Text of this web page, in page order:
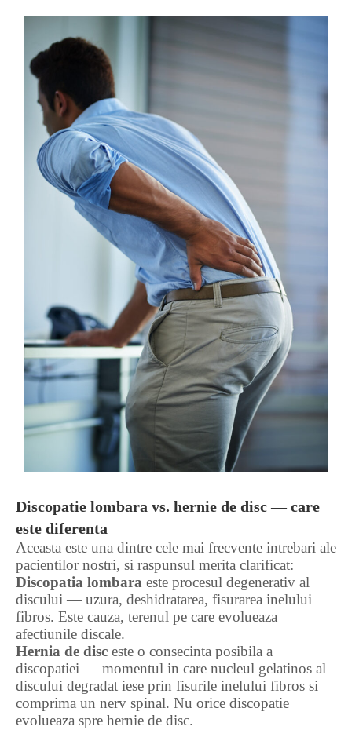
Discopatie lombara vs. hernie de disc — care
este diferenta
Aceasta este una dintre cele mai frecvente intrebari ale
pacientilor nostri, si raspunsul merita clarificat:
Discopatia lombara este procesul degenerativ al
discului — uzura, deshidratarea, fisurarea inelului
fibros. Este cauza, terenul pe care evolueaza
afectiunile discale.
Hernia de disc este o consecinta posibila a
discopatiei — momentul in care nucleul gelatinos al
discului degradat iese prin fisurile inelului fibros si
comprima un nerv spinal. Nu orice discopatie
evolueaza spre hernie de disc.